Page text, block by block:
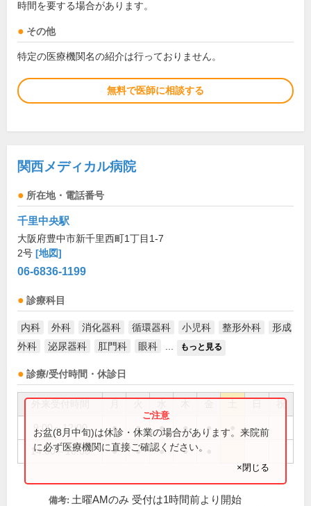
時間を要する場合があります。
その他
特定の医療機関名の紹介は行っておりません。
無料で医師に相談する
関西メディカル病院
所在地・電話番号
千里中央駅
大阪府豊中市新千里西町1丁目1-7
2号 [地図]
06-6836-1199
診療科目
内科 外科 消化器科 循環器科 小児科 整形外科
形成
外科
泌尿器科 肛門科 眼科 もっと見る
診療/受付時間・休診日
祝
9:00～12:00 ● ● ● ● ●
14:00～16:00 ● ● ● ●
お盆(8月中旬)は休診・休業の場合があります。来院前
に必ず医療機関に直接ご確認ください。
×閉じる
備考: 土曜AMのみ 受付は1時間前より開始